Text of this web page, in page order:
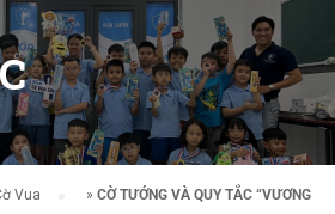
Vua » CỜ TƯỚNG VÀ QUY TẮC “VƯƠNG